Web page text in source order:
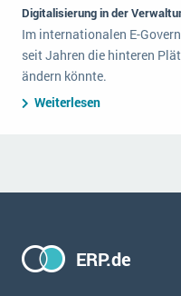
Digitalisierung in der
Im internationalen E-
seit Jahren die hinteren
ändern könnte.
Weiterlesen
ERP.de